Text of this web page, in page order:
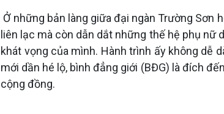
Ở những bản làng giữa đại ngàn Trường Sơn
liên lạc mà còn dẫn dắt những thế hệ phụ nữ
khát vọng của mình. Hành trình ấy không dễ
mới dần hé lộ, bình đẳng giới (BĐG) là đích
cộng đồng.